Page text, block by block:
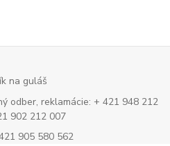
na guláš
odber, reklamácie: + 421 948 212
902 212 007
905 580 562